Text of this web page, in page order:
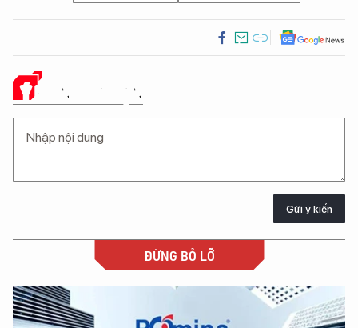
Ý KIẾN CỦA BẠN
Gửi ý kiến
ĐỪNG BỎ LỠ